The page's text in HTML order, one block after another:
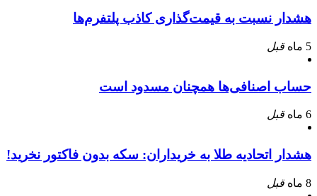
هشدار نسبت به قیمت‌گذاری کاذب پلتفرم‌ها
5 ماه قبل
حساب اصنافی‌ها همچنان مسدود است
6 ماه قبل
هشدار اتحادیه طلا به خریداران: سکه بدون فاکتور نخرید!
8 ماه قبل